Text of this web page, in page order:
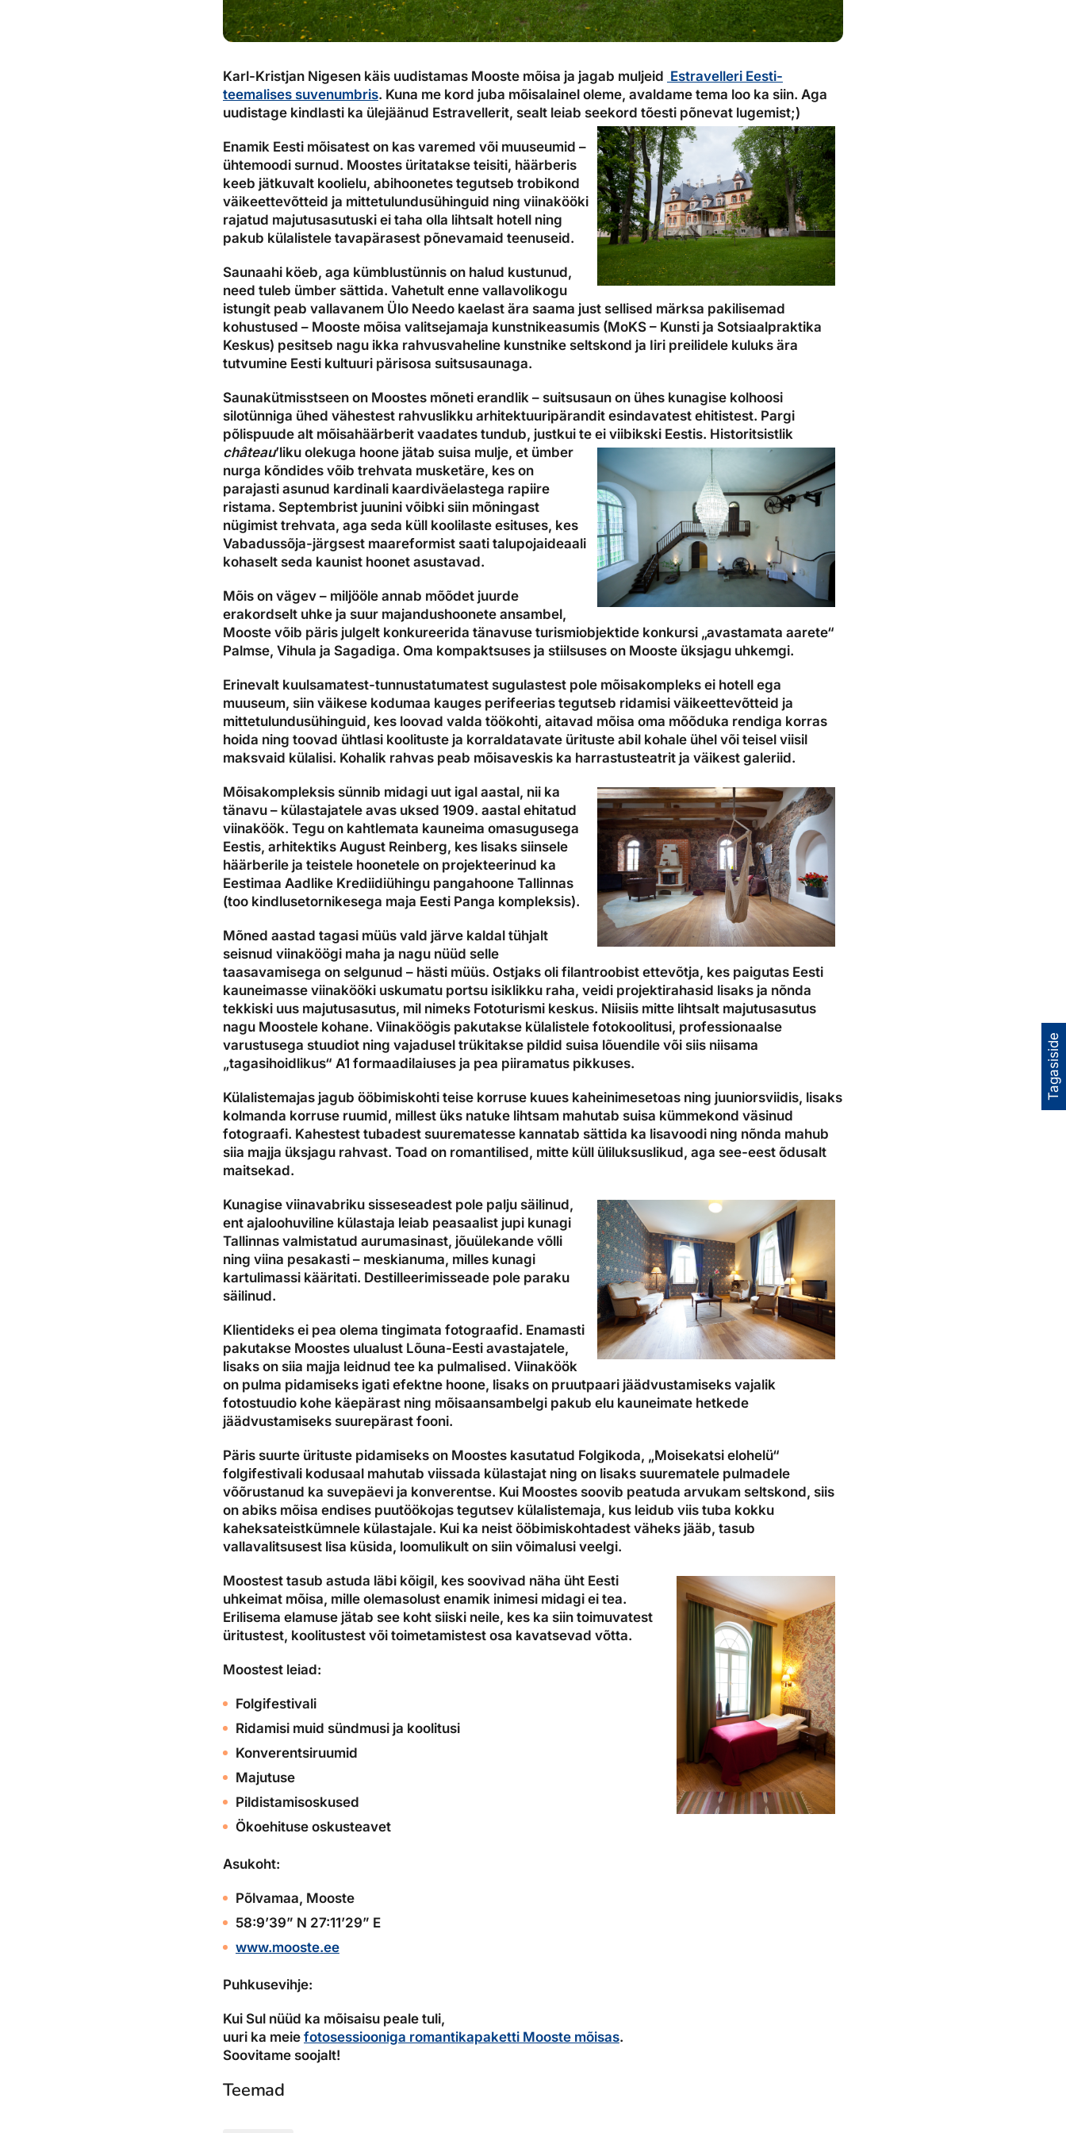
Tagasiside
Karl-Kristjan Nigesen käis uudistamas Mooste mõisa ja jagab muljeid Estravelleri Eesti-
teemalises suvenumbris. Kuna me kord juba mõisalainel oleme, avaldame tema loo ka siin. Aga
uudistage kindlasti ka ülejäänud Estravellerit, sealt leiab seekord tõesti põnevat lugemist;)
Enamik Eesti mõisatest on kas varemed või muuseumid –
ühtemoodi surnud. Moostes üritatakse teisiti, häärberis
keeb jätkuvalt koolielu, abihoonetes tegutseb trobikond
väikeettevõtteid ja mittetulundusühinguid ning viinakööki
rajatud majutusasutuski ei taha olla lihtsalt hotell ning
pakub külalistele tavapärasest põnevamaid teenuseid.
Saunaahi köeb, aga kümblustünnis on halud kustunud,
need tuleb ümber sättida. Vahetult enne vallavolikogu
istungit peab vallavanem Ülo Needo kaelast ära saama just sellised märksa pakilisemad
kohustused – Mooste mõisa valitsejamaja kunstnikeasumis (MoKS – Kunsti ja Sotsiaalpraktika
Keskus) pesitseb nagu ikka rahvusvaheline kunstnike seltskond ja Iiri preilidele kuluks ära
tutvumine Eesti kultuuri pärisosa suitsusaunaga.
Saunakütmisstseen on Moostes mõneti erandlik – suitsusaun on ühes kunagise kolhoosi
silotünniga ühed vähestest rahvuslikku arhitektuuripärandit esindavatest ehitistest. Pargi
põlispuude alt mõisahäärberit vaadates tundub, justkui te ei viibikski Eestis. Historitsistlik
château’liku olekuga hoone jätab suisa mulje, et ümber
nurga kõndides võib trehvata musketäre, kes on
parajasti asunud kardinali kaardiväelastega rapiire
ristama. Septembrist juunini võibki siin mõningast
nügimist trehvata, aga seda küll koolilaste esituses, kes
Vabadussõja-järgsest maareformist saati talupojaideaali
kohaselt seda kaunist hoonet asustavad.
Mõis on vägev – miljööle annab mõõdet juurde
erakordselt uhke ja suur majandushoonete ansambel,
Mooste võib päris julgelt konkureerida tänavuse turismiobjektide konkursi „avastamata aarete“
Palmse, Vihula ja Sagadiga. Oma kompaktsuses ja stiilsuses on Mooste üksjagu uhkemgi.
Erinevalt kuulsamatest-tunnustatumatest sugulastest pole mõisakompleks ei hotell ega
muuseum, siin väikese kodumaa kauges perifeerias tegutseb ridamisi väikeettevõtteid ja
mittetulundusühinguid, kes loovad valda töökohti, aitavad mõisa oma mõõduka rendiga korras
hoida ning toovad ühtlasi koolituste ja korraldatavate ürituste abil kohale ühel või teisel viisil
maksvaid külalisi. Kohalik rahvas peab mõisaveskis ka harrastusteatrit ja väikest galeriid.
Mõisakompleksis sünnib midagi uut igal aastal, nii ka
tänavu – külastajatele avas uksed 1909. aastal ehitatud
viinaköök. Tegu on kahtlemata kauneima omasugusega
Eestis, arhitektiks August Reinberg, kes lisaks siinsele
häärberile ja teistele hoonetele on projekteerinud ka
Eestimaa Aadlike Krediidiühingu pangahoone Tallinnas
(too kindlusetornikesega maja Eesti Panga kompleksis).
Mõned aastad tagasi müüs vald järve kaldal tühjalt
seisnud viinaköögi maha ja nagu nüüd selle
taasavamisega on selgunud – hästi müüs. Ostjaks oli filantroobist ettevõtja, kes paigutas Eesti
kauneimasse viinakööki uskumatu portsu isiklikku raha, veidi projektirahasid lisaks ja nõnda
tekkiski uus majutusasutus, mil nimeks Fototurismi keskus. Niisiis mitte lihtsalt majutusasutus
nagu Moostele kohane. Viinaköögis pakutakse külalistele fotokoolitusi, professionaalse
varustusega stuudiot ning vajadusel trükitakse pildid suisa lõuendile või siis niisama
„tagasihoidlikus“ A1 formaadilaiuses ja pea piiramatus pikkuses.
Külalistemajas jagub ööbimiskohti teise korruse kuues kaheinimesetoas ning juuniorsviidis, lisaks
kolmanda korruse ruumid, millest üks natuke lihtsam mahutab suisa kümmekond väsinud
fotograafi. Kahestest tubadest suurematesse kannatab sättida ka lisavoodi ning nõnda mahub
siia majja üksjagu rahvast. Toad on romantilised, mitte küll üliluksuslikud, aga see-eest õdusalt
maitsekad.
Kunagise viinavabriku sisseseadest pole palju säilinud,
ent ajaloohuviline külastaja leiab peasaalist jupi kunagi
Tallinnas valmistatud aurumasinast, jõuülekande võlli
ning viina pesakasti – meskianuma, milles kunagi
kartulimassi kääritati. Destilleerimisseade pole paraku
säilinud.
Klientideks ei pea olema tingimata fotograafid. Enamasti
pakutakse Moostes ulualust Lõuna-Eesti avastajatele,
lisaks on siia majja leidnud tee ka pulmalised. Viinaköök
on pulma pidamiseks igati efektne hoone, lisaks on pruutpaari jäädvustamiseks vajalik
fotostuudio kohe käepärast ning mõisaansambelgi pakub elu kauneimate hetkede
jäädvustamiseks suurepärast fooni.
Päris suurte ürituste pidamiseks on Moostes kasutatud Folgikoda, „Moisekatsi elohelü“
folgifestivali kodusaal mahutab viissada külastajat ning on lisaks suurematele pulmadele
võõrustanud ka suvepäevi ja konverentse. Kui Moostes soovib peatuda arvukam seltskond, siis
on abiks mõisa endises puutöökojas tegutsev külalistemaja, kus leidub viis tuba kokku
kaheksateistkümnele külastajale. Kui ka neist ööbimiskohtadest väheks jääb, tasub
vallavalitsusest lisa küsida, loomulikult on siin võimalusi veelgi.
Moostest tasub astuda läbi kõigil, kes soovivad näha üht Eesti
uhkeimat mõisa, mille olemasolust enamik inimesi midagi ei tea.
Erilisema elamuse jätab see koht siiski neile, kes ka siin toimuvatest
üritustest, koolitustest või toimetamistest osa kavatsevad võtta.
Moostest leiad:
Folgifestivali
Ridamisi muid sündmusi ja koolitusi
Konverentsiruumid
Majutuse
Pildistamisoskused
Ökoehituse oskusteavet
Asukoht:
Põlvamaa, Mooste
58:9’39” N 27:11’29” E
www.mooste.ee
Puhkusevihje:
Kui Sul nüüd ka mõisaisu peale tuli,
uuri ka meie fotosessiooniga romantikapaketti Mooste mõisas.
Soovitame soojalt!
Teemad